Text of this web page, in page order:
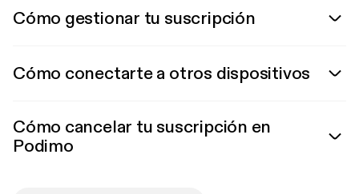
Cómo gestionar tu suscripción
Cómo conectarte a otros dispositivos
Cómo cancelar tu suscripción en
Podimo